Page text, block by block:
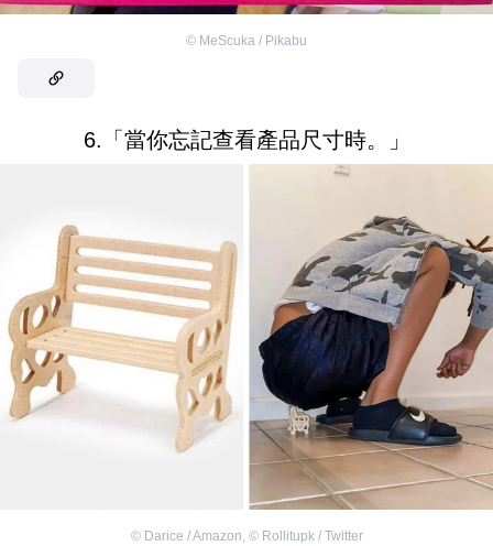
© MeScuka / Pikabu
6.「當你忘記查看產品尺寸時。」
© Darice / Amazon, © Rollitupk / Twitter